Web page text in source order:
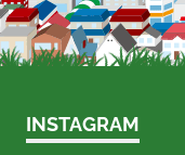
INSTAGRAM